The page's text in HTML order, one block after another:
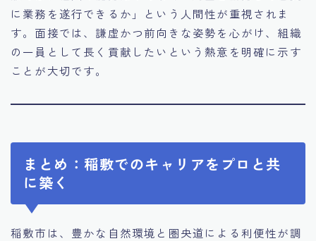
に業務を遂行できるか」という人間性が重視されま
す。面接では、謙虚かつ前向きな姿勢を心がけ、組織
の一員として長く貢献したいという熱意を明確に示す
ことが大切です。
まとめ：稲敷でのキャリアをプロと共
に築く
稲敷市は、豊かな自然環境と圏央道による利便性が調